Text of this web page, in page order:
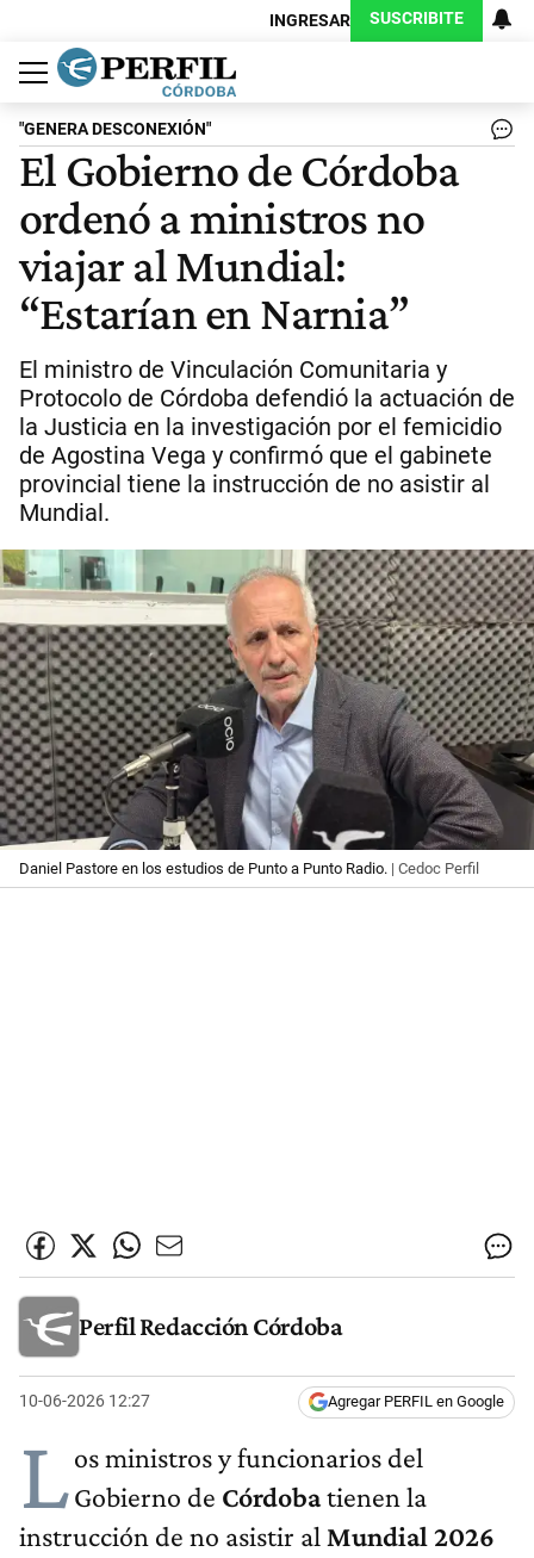
INGRESAR SUSCRIBITE
Política
Economía
Judiciales
Sociedad
Cultura
Espectáculos
Deportes
Protagonistas
"GENERA DESCONEXIÓN"
El Gobierno de Córdoba
ordenó a ministros no
viajar al Mundial:
“Estarían en Narnia”
El ministro de Vinculación Comunitaria y
Protocolo de Córdoba defendió la actuación de
la Justicia en la investigación por el femicidio
de Agostina Vega y confirmó que el gabinete
provincial tiene la instrucción de no asistir al
Mundial.
Daniel Pastore en los estudios de Punto a Punto Radio. | Cedoc Perfil
Perfil Redacción Córdoba
10-06-2026 12:27 Agregar PERFIL en Google
Los ministros y funcionarios del
Gobierno de Córdobatienen la
instrucción de no asistir al Mundial 2026